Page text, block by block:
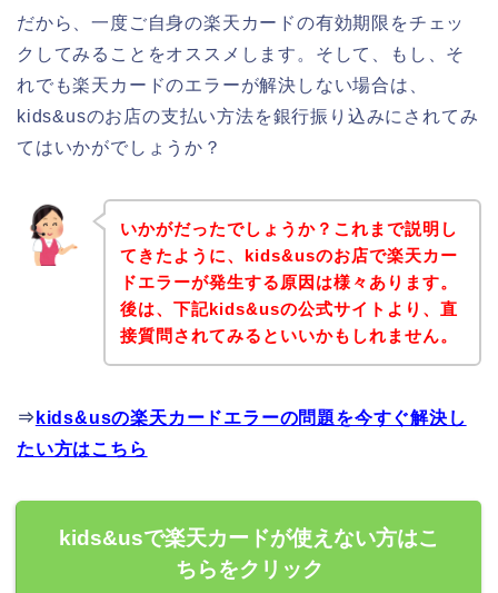
だから、一度ご自身の楽天カードの有効期限をチェッ
クしてみることをオススメします。そして、もし、そ
れでも楽天カードのエラーが解決しない場合は、
kids&usのお店の支払い方法を銀行振り込みにされてみ
てはいかがでしょうか？
いかがだったでしょうか？これまで説明し
てきたように、kids&usのお店で楽天カー
ドエラーが発生する原因は様々あります。
後は、下記kids&usの公式サイトより、直
接質問されてみるといいかもしれません。
⇒ kids&usの楽天カードエラーの問題を今すぐ解決し
たい方はこちら
kids&usで楽天カードが使えない方はこ
ちらをクリック